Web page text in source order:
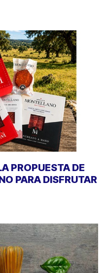
PROPUESTA DE
PARA DISFRUTAR